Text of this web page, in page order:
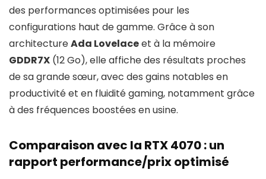
des performances optimisées pour les
configurations haut de gamme. Grâce à son
architectureAda Lovelaceet à la mémoire
GDDR7X (12 Go), elle affiche des résultats proches
de sa grande sœur, avec des gains notables en
productivité et en fluidité gaming, notamment grâce
à des fréquences boostées en usine.
Comparaison avec la RTX 4070 : un
rapport performance/prix optimisé